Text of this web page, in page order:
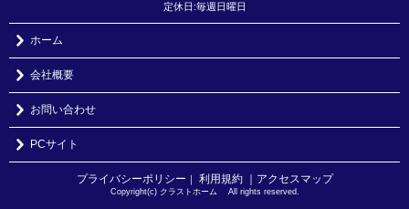
定休日:毎週日曜日
ホーム
会社概要
お問い合わせ
PCサイト
プライバシーポリシー 利用規約 ｜アクセスマップ
Copyright(c) クラストホーム All rights reserved.